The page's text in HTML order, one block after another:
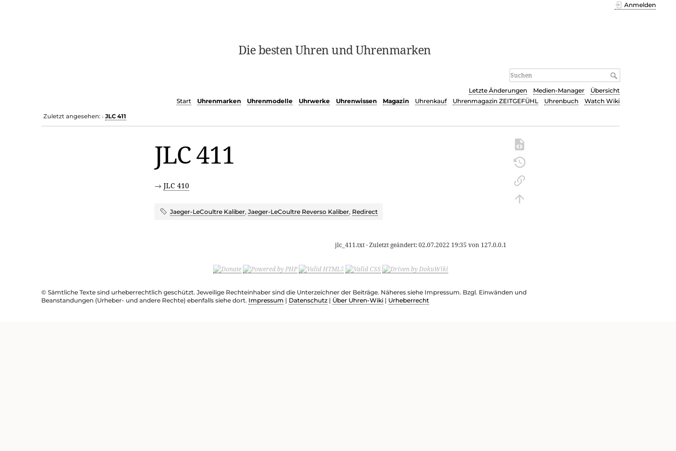
Die besten Uhren und Uhrenmarken
Anmelden
Letzte Änderungen Medien-Manager
Übersicht
Start
Uhrenmarken Uhrenmodelle Uhrwerke Uhrenwissen Magazin Uhrenkauf Uhrenmagazin ZEITGEFÜHL Uhrenbuch Watch Wiki
Zuletzt angesehen: • JLC 411
JLC 411
→ JLC 410
Jaeger-LeCoultre Kaliber, Jaeger-LeCoultre Reverso Kaliber, Redirect
jlc_411.txt· Zuletzt geändert:02.07.2022 19:35 von 127.0.0.1
© Sämtliche Texte sind urheberrechtlich geschützt. Jeweilige Rechteinhaber sind die Unterzeichner der Beiträge. Näheres siehe Impressum. Bzgl. Einwänden und
Beanstandungen (Urheber- und andere Rechte) ebenfalls siehe dort. Impressum | Datenschutz | Über Uhren-Wiki | Urheberrecht